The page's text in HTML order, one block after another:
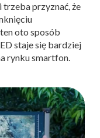
przyznać, że
oto sposób
staje się bardziej
rynku smartfon.